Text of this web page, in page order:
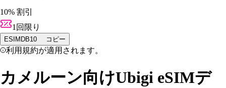
10% 割引
1回限り
ESIMDB10 コピー
利用規約が適用されます。
カメルーン向けUbigi eSIMデ